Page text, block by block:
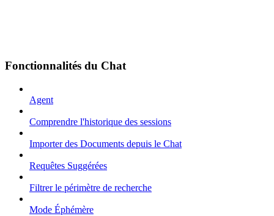
Fonctionnalités du Chat
Agent
Comprendre l'historique des sessions
Importer des Documents depuis le Chat
Requêtes Suggérées
Filtrer le périmètre de recherche
Mode Éphémère